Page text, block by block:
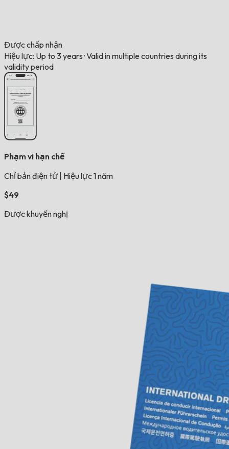
Được chấp nhận
Hiệu lực: Up to 3 years ·Valid in multiple countries during its
validity period
Phạm vi hạn chế
Chỉ bản điện tử Hiệu lực 1 năm
$49
Được khuyến nghị